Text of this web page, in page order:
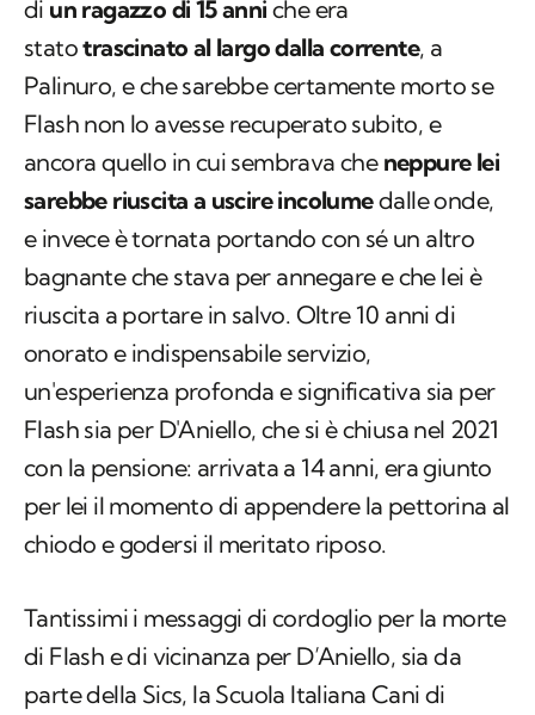
di un ragazzo di 15 anni che era
statotrascinato al largo dalla corrente, a
Palinuro, e che sarebbe certamente morto se
Flash non lo avesse recuperato subito, e
ancora quello in cui sembrava che neppure lei
sarebbe riuscita a uscire incolumedalle onde,
e invece è tornata portando con sé un altro
bagnante che stava per annegare e che lei è
riuscita a portare in salvo. Oltre 10 anni di
onorato e indispensabile servizio,
un'esperienza profonda e significativa sia per
Flash sia per D'Aniello, che si è chiusa nel 2021
con la pensione: arrivata a 14 anni, era giunto
per lei il momento di appendere la pettorina al
chiodo e godersi il meritato riposo.
Tantissimi i messaggi di cordoglio per la morte
di Flash e di vicinanza per D’Aniello, sia da
parte della Sics, la Scuola Italiana Cani di